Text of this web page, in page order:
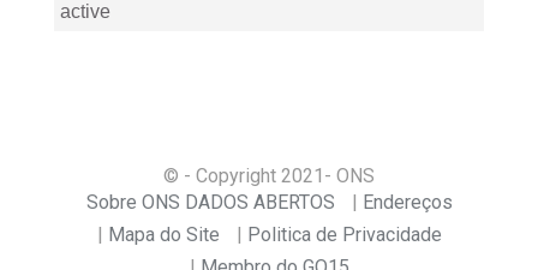
active
© - Copyright 2021 - ONS
Sobre ONS DADOS ABERTOS
Endereços
Mapa do Site
Politica de Privacidade